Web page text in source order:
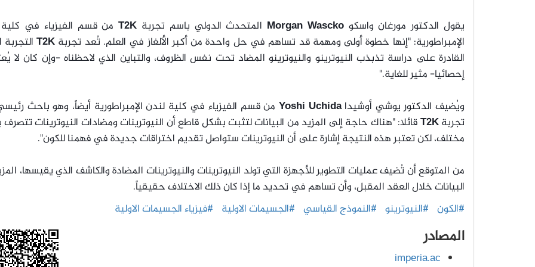
يقول الدكتور مورغان واسكوMorgan Wascko المتحدث الدولي باسم تجربة T2Kمن قسم الفيزياء في
الإمبراطورية: "إنها خطوة أولى ومهمة قد تساهم في حل واحدة من أكبر الألغاز في العلم. تُعد تجربة T2Kالتجربة
القادرة على دراسة تذبذب النيوترينو والنيوترينو المضاد تحت نفس الظروف، والتباين الذي لاحظناه -وإن كان لا
إحصائيا- مثير للغاية."
ويُضيف الدكتور يوشي أوشيداYoshi Uchida من قسم الفيزياء في كلية لندن الإمبراطورية أيضاً، وهو باحث
تجربةT2K
قائلا: "هناك حاجة إلى المزيد من البيانات لتثبت بشكل قاطع أن النيوترينات ومضادات النيوترينات
مختلف، لكن تعتبر هذه النتيجة إشارة على أن النيوترينات ستواصل تقديم اختراقات جديدة في فهمنا للكون".
من المتوقع أن تُضيف عمليات التطوير للأجهزة التي تولد النيوترينات والنيوترينات المضادة والكاشف الذي يقيسها،
البيانات خلال العقد المقبل، وأن تساهم في تحديد ما إذا كان ذلك الاختلاف حقيقياً.
#الكون #النيوترينو #النموذج القياسي #الجسيمات الاولية #فيزياء الجسيمات الاولية
المصادر
imperia.ac